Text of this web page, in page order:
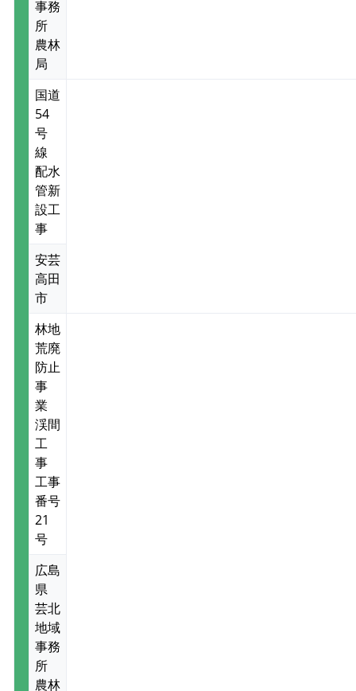
事務
所
農林
局
国道
54
号
線
配水
管新
設工
事
安芸
高田
市
林地
荒廃
防止
事
業
渓間
工
事
工事
番号
21
号
広島
県
芸北
地域
事務
所
農林